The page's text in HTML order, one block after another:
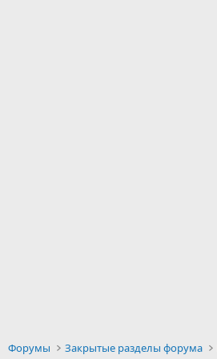
Форумы Закрытые разделы форума